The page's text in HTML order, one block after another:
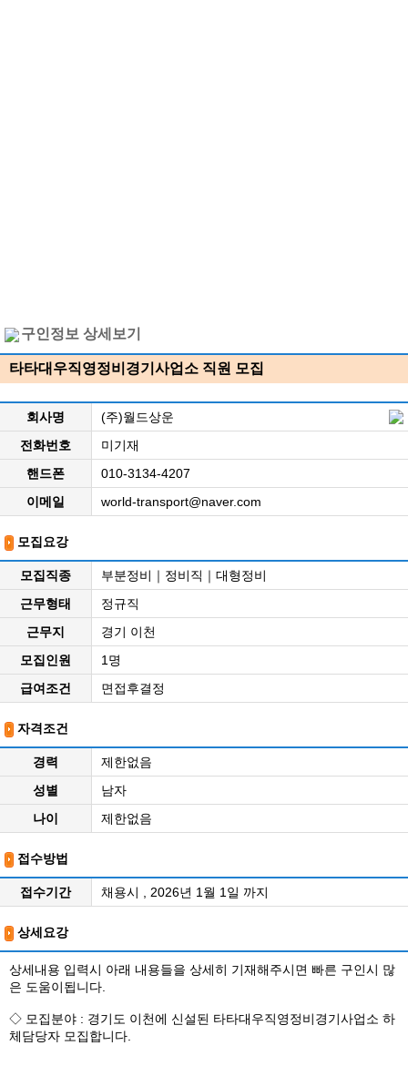
구인정보 상세보기
타타대우직영정비경기사업소 직원 모집
회사명
(주)월드상운
전화번호
미기재
핸드폰
010-3134-4207
이메일
world-transport@naver.com
모집요강
모집직종
부분정비｜정비직｜대형정비
근무형태
정규직
근무지
경기 이천
모집인원
1명
급여조건
면접후결정
자격조건
경력
제한없음
성별
남자
나이
제한없음
접수방법
접수기간 채용시 , 2026년 1월 1일 까지
상세요강
상세내용 입력시 아래 내용들을 상세히 기재해주시면 빠른 구인시 많
은 도움이됩니다.
◇ 모집분야 : 경기도 이천에 신설된 타타대우직영정비경기사업소 하
체담당자 모집합니다.